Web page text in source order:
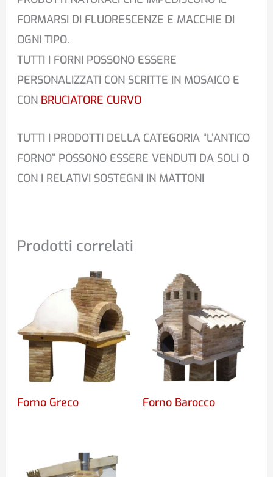
FORMARSI DI FLUORESCENZE E MACCHIE DI
OGNI TIPO.
TUTTI I FORNI POSSONO ESSERE
PERSONALIZZATI CON SCRITTE IN MOSAICO E
CON BRUCIATORE CURVO
TUTTI I PRODOTTI DELLA CATEGORIA “L’ANTICO
FORNO” POSSONO ESSERE VENDUTI DA SOLI O
CON I RELATIVI SOSTEGNI IN MATTONI
Prodotti correlati
Forno Greco Forno Barocco